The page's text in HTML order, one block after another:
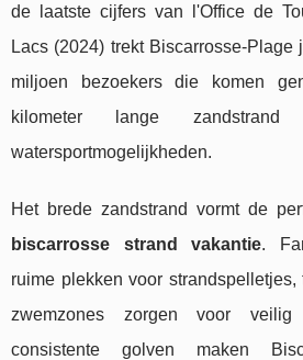
de laatste cijfers van l'Office de
Lacs (2024) trekt Biscarrosse-
miljoen bezoekers die komen
kilometer lange zandstrand
watersportmogelijkheden.
Het brede zandstrand vormt de
biscarrosse strand vakantie.
ruime plekken voor
zwemzones zorgen voor veilig
consistente golven maken